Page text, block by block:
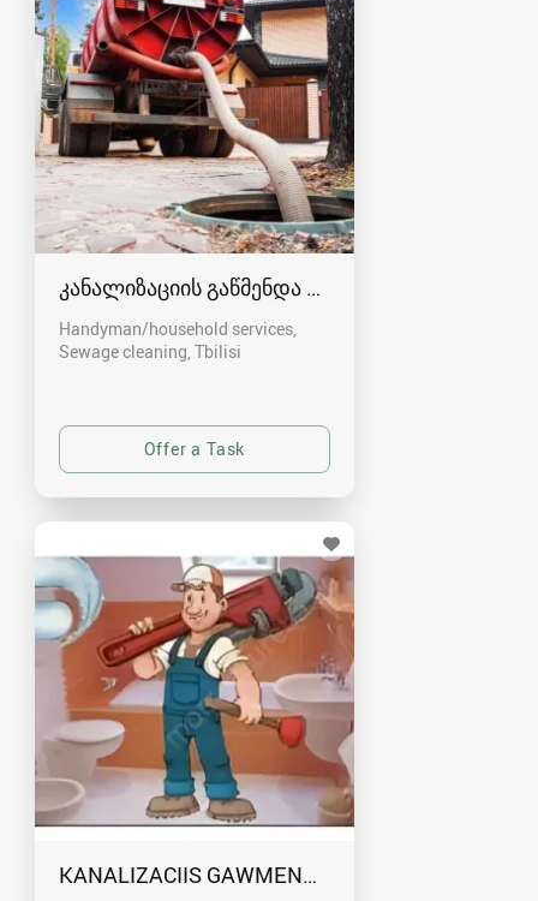
კანალიზაციის გაწმენდა თბილისი 557554000
Handyman/household services,
Sewage cleaning Tbilisi
KANALIZACIIS GAWMENDA RUSTAVSHI -